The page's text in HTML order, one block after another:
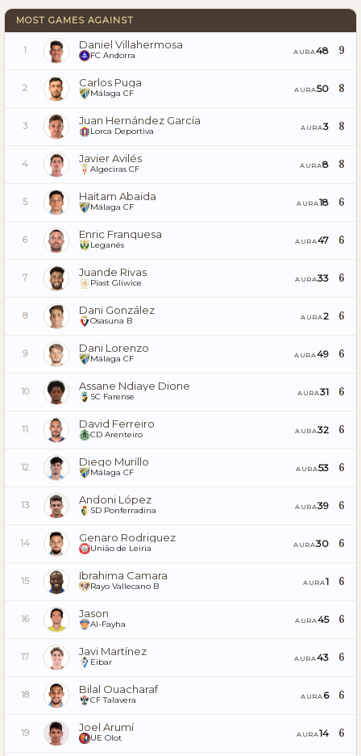
MOST GAMES AGAINST
1 Daniel Villahermosa
FC Andorra AURA48 9
2 Carlos Puga
Málaga CF AURA50 8
3 Juan Hernández García
Lorca Deportiva AURA3 8
4 Javier Avilés
Algeciras CF AURA8 8
5 Haitam Abaida
Málaga CF AURA18 6
6 Enric Franquesa
Leganés AURA47 6
7 Juande Rivas
Piast Gliwice AURA33 6
8 Dani González
Osasuna B AURA2 6
9 Dani Lorenzo
Málaga CF AURA49 6
10 Assane Ndiaye Dione
SC Farense AURA31 6
11 David Ferreiro
CD Arenteiro AURA32 6
12 Diego Murillo
Málaga CF AURA53 6
13 Andoni López
SD Ponferradina AURA39 6
14 Genaro Rodriguez
União de Leiria AURA30 6
15 Ibrahima Camara
Rayo Vallecano B AURA1 6
16 Jason
Al-Fayha AURA45 6
17 Javi Martínez
Eibar AURA43 6
18 Bilal Ouacharaf
CF Talavera AURA 6 6
19 Joel Arumí
UE Olot AURA14 6